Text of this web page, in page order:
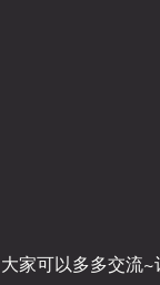
家可以多多交流~